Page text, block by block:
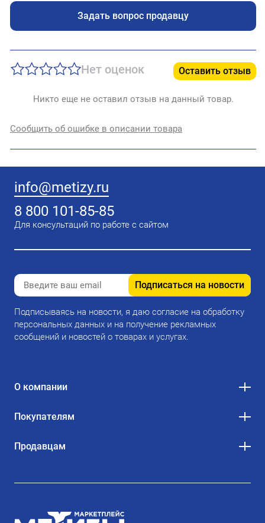
Задать вопрос продавцу
Нет оценок Оставить отзыв
Никто еще не оставил отзыв на данный товар.
Сообщить об ошибке в описании товара
info@metizy.ru
8 800 101-85-85
Для консультаций по работе с сайтом
Подписаться на новости
Подписываясь на новости, я даю согласие на обработку
персональных данных и на получение рекламных
сообщений и новостей о товарах и услугах.
О компании
Покупателям
Продавцам